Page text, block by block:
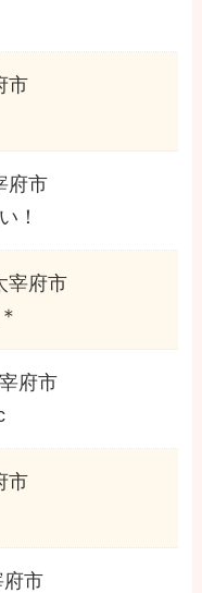
市
府市
！
宰府市
府市
市
府市